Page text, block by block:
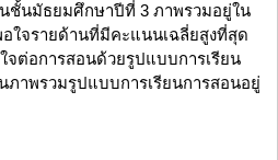
นชั้นมัธยมศึกษาปีที่ 3 ภาพรวมอยู่ใน
ใจรายด้านที่มีคะแนนเฉลี่ยสูงที่สุด
จต่อการสอนด้วยรูปแบบการเรียน
าพรวมรูปแบบการเรียนการสอนอยู่